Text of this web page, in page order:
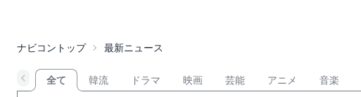
ナビコントップ 最新ニュース
全て 韓流 ドラマ 映画 芸能 アニメ 音楽